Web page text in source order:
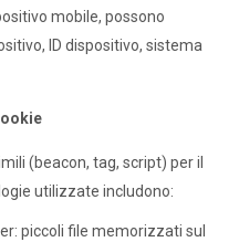
mobile, possono
ID dispositivo, sistema
(beacon, tag, script) per il
utilizzate includono:
piccoli file memorizzati sul